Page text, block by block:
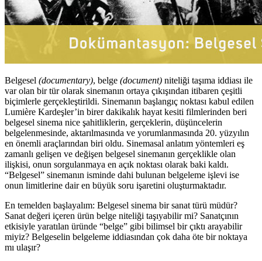
Belgesel (documentary), belge (document) niteliği taşıma iddiası ile
var olan bir tür olarak sinemanın ortaya çıkışından itibaren çeşitli
biçimlerle gerçekleştirildi. Sinemanın başlangıç noktası kabul edilen
Lumière Kardeşler’in birer dakikalık hayat kesiti filmlerinden beri
belgesel sinema nice şahitliklerin, gerçeklerin, düşüncelerin
belgelenmesinde, aktarılmasında ve yorumlanmasında 20. yüzyılın
en önemli araçlarından biri oldu. Sinemasal anlatım yöntemleri eş
zamanlı gelişen ve değişen belgesel sinemanın gerçeklikle olan
ilişkisi, onun sorgulanmaya en açık noktası olarak baki kaldı.
“Belgesel” sinemanın isminde dahi bulunan belgeleme işlevi ise
onun limitlerine dair en büyük soru işaretini oluşturmaktadır.
En temelden başlayalım: Belgesel sinema bir sanat türü müdür?
Sanat değeri içeren ürün belge niteliği taşıyabilir mi? Sanatçının
etkisiyle yaratılan üründe “belge” gibi bilimsel bir çıktı arayabilir
miyiz? Belgeselin belgeleme iddiasından çok daha öte bir noktaya
mı ulaşır?